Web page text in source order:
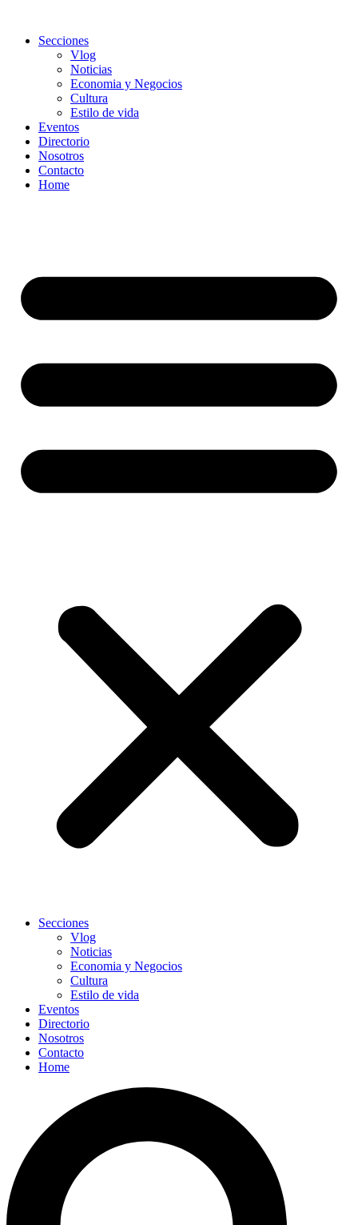
Secciones
Vlog
Noticias
Economia y Negocios
Cultura
Estilo de vida
Eventos
Directorio
Nosotros
Contacto
Home
Secciones
Vlog
Noticias
Economia y Negocios
Cultura
Estilo de vida
Eventos
Directorio
Nosotros
Contacto
Home